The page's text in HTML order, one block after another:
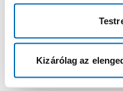
Kizárólag az